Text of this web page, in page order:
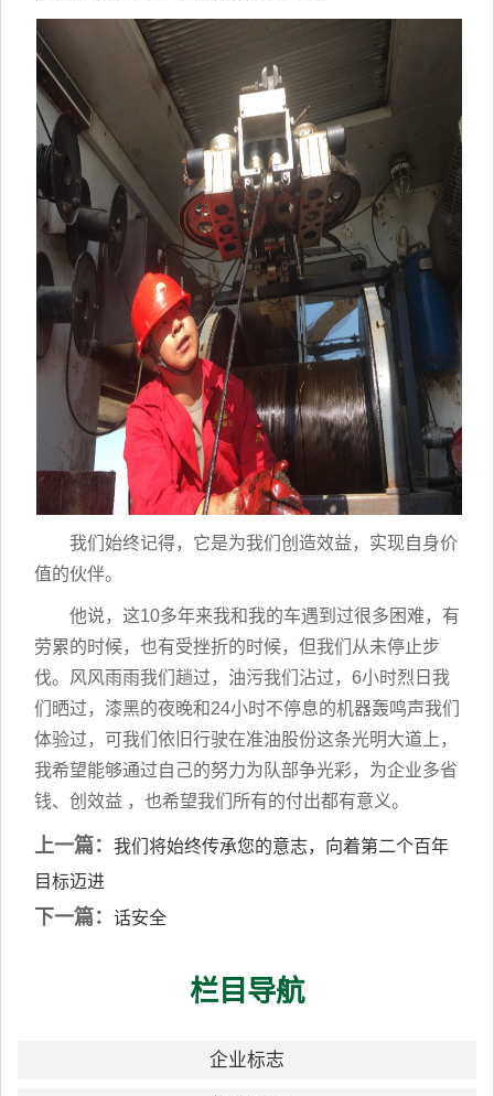
我们始终记得，它是为我们创造效益，实现自身价
值的伙伴。
他说，这10多年来我和我的车遇到过很多困难，有
劳累的时候，也有受挫折的时候，但我们从未停止步
伐。风风雨雨我们趟过，油污我们沾过，6小时烈日我
们晒过，漆黑的夜晚和24小时不停息的机器轰鸣声我们
体验过，可我们依旧行驶在准油股份这条光明大道上，
我希望能够通过自己的努力为队部争光彩，为企业多省
钱、创效益 ，也希望我们所有的付出都有意义。
上一篇： 我们将始终传承您的意志，向着第二个百年
目标迈进
下一篇： 话安全
栏目导航
企业标志